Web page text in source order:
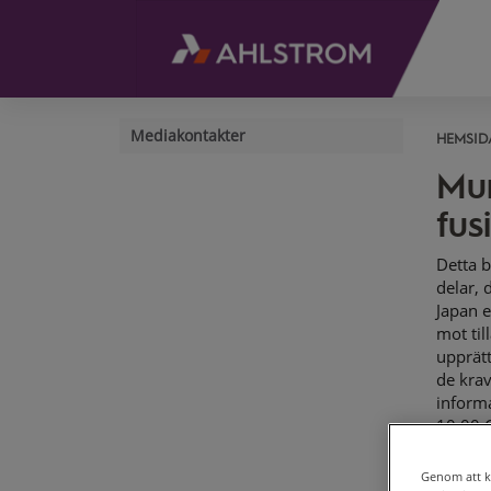
Mediakontakter
Detta
delar,
Japan
mot
de
10.00
Genom att